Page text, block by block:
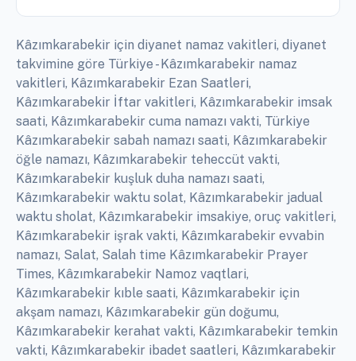
Kâzımkarabekir için diyanet namaz vakitleri, diyanet
takvimine göre Türkiye - Kâzımkarabekir namaz
vakitleri, Kâzımkarabekir Ezan Saatleri,
Kâzımkarabekir İftar vakitleri, Kâzımkarabekir imsak
saati, Kâzımkarabekir cuma namazı vakti, Türkiye
Kâzımkarabekir sabah namazı saati, Kâzımkarabekir
öğle namazı, Kâzımkarabekir teheccüt vakti,
Kâzımkarabekir kuşluk duha namazı saati,
Kâzımkarabekir waktu solat, Kâzımkarabekir jadual
waktu sholat, Kâzımkarabekir imsakiye, oruç vakitleri,
Kâzımkarabekir işrak vakti, Kâzımkarabekir evvabin
namazı, Salat, Salah time Kâzımkarabekir Prayer
Times, Kâzımkarabekir Namoz vaqtlari,
Kâzımkarabekir kıble saati, Kâzımkarabekir için
akşam namazı, Kâzımkarabekir gün doğumu,
Kâzımkarabekir kerahat vakti, Kâzımkarabekir temkin
vakti, Kâzımkarabekir ibadet saatleri, Kâzımkarabekir